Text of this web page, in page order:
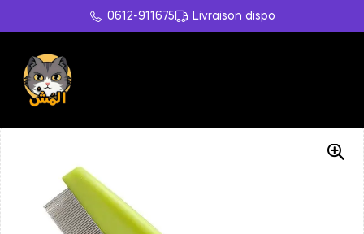
0612-911675 Livraison dispo